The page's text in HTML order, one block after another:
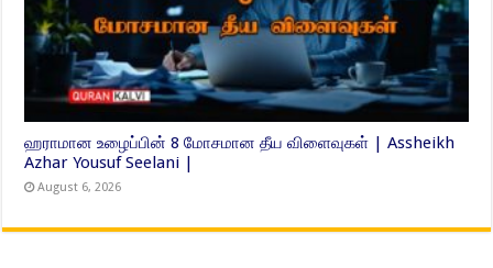
ஹராமான உழைப்பின் 8 மோசமான தீய விளைவுகள் | Assheikh
Azhar Yousuf Seelani |
August 6, 2026